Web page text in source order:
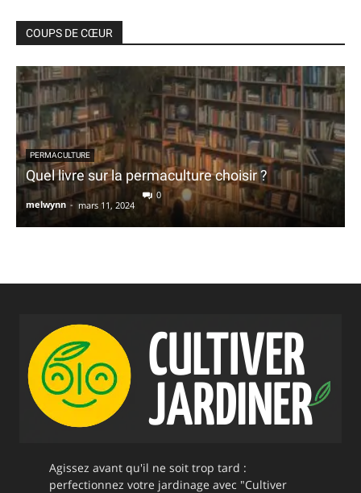
COUPS DE CŒUR
PERMACULTURE
Quel livre sur la permaculture choisir ?
melwynn - mars 11, 2024
0
Agissez avant qu'il ne soit trop tard :
perfectionnez votre jardinage avec "Cultiver